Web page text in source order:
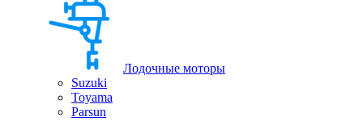
Лодочные моторы
Suzuki
Toyama
Parsun